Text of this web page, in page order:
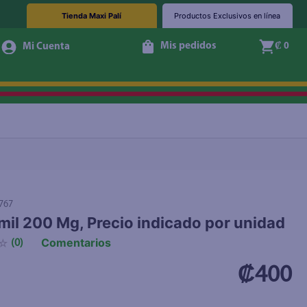
Tienda Maxi Palí Productos Exclusivos en línea
Mis pedidos ₡ 0
200 Mg, Precio indicado por unidad
☆ (0) Comentarios
₡400